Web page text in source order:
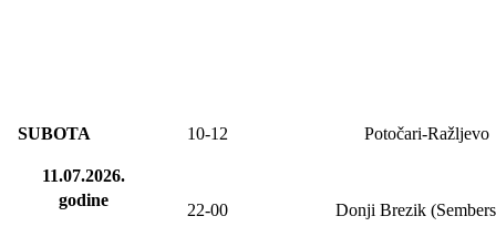
SUBOTA
11.07.2026.
godine
10-12 Potočari-Ražljevo
22-00 Donji Brezik